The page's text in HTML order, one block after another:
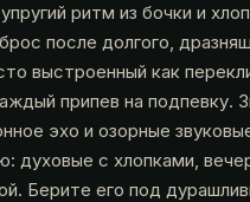
ритм из бочки и
после долгого,
выстроенный как
припев на подпевку.
эхо и озорные
духовые с хлопками,
Берите его под